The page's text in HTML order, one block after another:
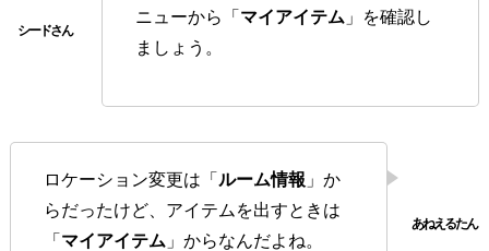
ニューから「 マイアイテム 」を確認し
ましょう。
ロケーション変更は「 ルーム情報 」か
らだったけど、アイテムを出すときは
「 マイアイテム 」からなんだよね。